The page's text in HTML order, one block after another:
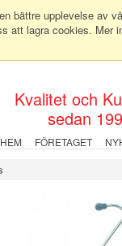
bättre upplevelse av
att lagra cookies. Mer
Kvalitet och
sedan
HEM FÖRETAGET